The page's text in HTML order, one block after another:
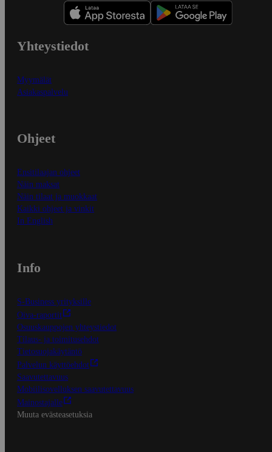
Yhteystiedot
Myymälät
Asiakaspalvelu
Ohjeet
Ensitilaajan ohjeet
Näin maksat
Näin tilaat ja muokkaat
Kaikki ohjeet ja vinkit
In English
Info
S-Business yrityksille
Oiva-raportit
Osuuskauppojen yhteystiedot
Tilaus- ja toimitusehdot
Tietosuojakäytäntö
Palvelun käyttöehdot
Saavutettavuus
Mobiilisovelluksen saavutettavuus
Mainostajalle
Muuta evästeasetuksia